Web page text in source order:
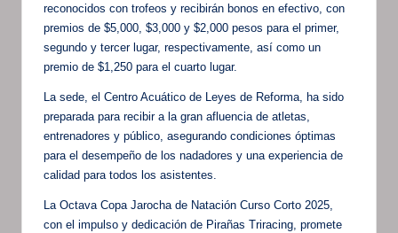
reconocidos con trofeos y recibirán bonos en efectivo, con
premios de $5,000, $3,000 y $2,000 pesos para el primer,
segundo y tercer lugar, respectivamente, así como un
premio de $1,250 para el cuarto lugar.
La sede, el Centro Acuático de Leyes de Reforma, ha sido
preparada para recibir a la gran afluencia de atletas,
entrenadores y público, asegurando condiciones óptimas
para el desempeño de los nadadores y una experiencia de
calidad para todos los asistentes.
La Octava Copa Jarocha de Natación Curso Corto 2025,
con el impulso y dedicación de Pirañas Triracing, promete